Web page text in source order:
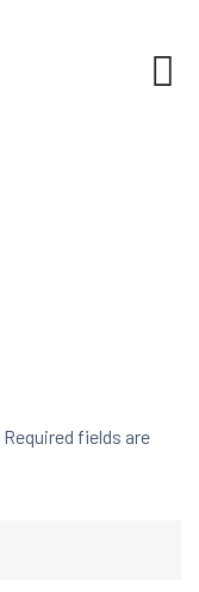
Required fields are